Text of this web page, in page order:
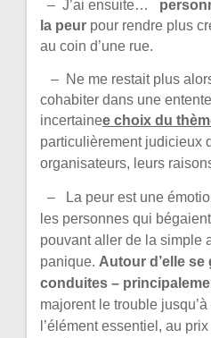
– J’ai ensuite…
la peur pour rendre plus
au coin d’une rue.
– Ne me restait plus
cohabiter dans une
incertainee choix du
particulièrement judicieux
organisateurs, leurs
– La peur est une
les personnes qui
pouvant aller de la simple
panique. Autour d’elle
conduites –
majorent le trouble
l’élément essentiel, au